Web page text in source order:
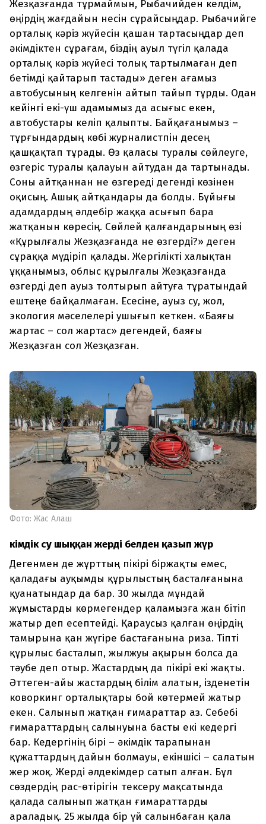
Жезқазғанда тұрмаймын, Рыбачийден келдім,
өңірдің жағдайын несін сұрайсыңдар. Рыбачийге
орталық кәріз жүйесін қашан тартасыңдар деп
әкімдіктен сұрағам, біздің ауыл түгіл қалада
орталық кәріз жүйесі толық тартылмаған деп
бетімді қайтарып тастады» деген ағамыз
автобусының келгенін айтып тайып тұрды. Одан
кейінгі екі-үш адамымыз да асығыс екен,
автобустары келіп қалыпты. Байқағанымыз –
тұрғындардың көбі журналистпін десең
қашқақтап тұрады. Өз қаласы туралы сөйлеуге,
өзгеріс туралы қалауын айтудан да тартынады.
Соны айтқаннан не өзгереді дегенді көзінен
оқисың. Ашық айтқандары да болды. Бұйығы
адамдардың әлдебір жаққа асығып бара
жатқанын көресің. Сөйлей қалғандарының өзі
«Құрылғалы Жезқазғанда не өзгерді?» деген
сұраққа мүдіріп қалады. Жергілікті халықтан
ұққанымыз, облыс құрылғалы Жезқазғанда
өзгерді деп ауыз толтырып айтуға тұратындай
ештеңе байқалмаған. Есесіне, ауыз су, жол,
экология мәселелері ушығып кеткен. «Баяғы
жартас – сол жартас» дегендей, баяғы
Жезқазған сол Жезқазған.
Фото: Жас Алаш
Әкімдік су шыққан жерді белден қазып жүр
Дегенмен де жұрттың пікірі біржақты емес,
қаладағы ауқымды құрылыстың басталғанына
қуанатындар да бар. 30 жылда мұндай
жұмыстарды көрмегендер қаламызға жан бітіп
жатыр деп есептейді. Қараусыз қалған өңірдің
тамырына қан жүгіре бастағанына риза. Тіпті
құрылыс басталып, жылжуы ақырын болса да
тәубе деп отыр. Жастардың да пікірі екі жақты.
Әттеген-айы жастардың білім алатын, ізденетін
коворкинг орталықтары бой көтермей жатыр
екен. Салынып жатқан ғимараттар аз. Себебі
ғимараттардың салынуына басты екі кедергі
бар. Кедергінің бірі – әкімдік тарапынан
құжаттардың дайын болмауы, екіншісі – салатын
жер жоқ. Жерді әлдекімдер сатып алған. Бұл
сөздердің рас-өтірігін тексеру мақсатында
қалада салынып жатқан ғимараттарды
араладық. 25 жылда бір үй салынбаған қала